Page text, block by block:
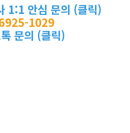
1:1 안심 문의 (클릭)
1029
문의 (클릭)